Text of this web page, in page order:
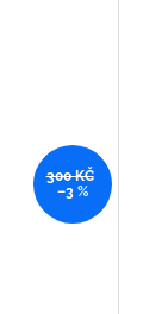
300 KČ
–3 %